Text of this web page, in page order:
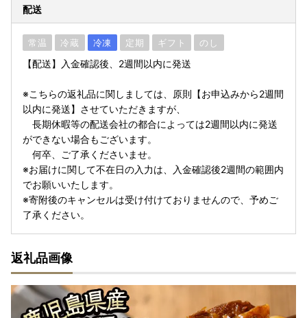
配送
常温 冷蔵 冷凍 定期 ギフト のし
【配送】入金確認後、2週間以内に発送
※こちらの返礼品に関しましては、原則【お申込みから2週間
以内に発送】させていただきますが、
長期休暇等の配送会社の都合によっては2週間以内に発送
ができない場合もございます。
何卒、ご了承くださいませ。
※お届けに関して不在日の入力は、入金確認後2週間の範囲内
でお願いいたします。
※寄附後のキャンセルは受け付けておりませんので、予めご
了承ください。
返礼品画像